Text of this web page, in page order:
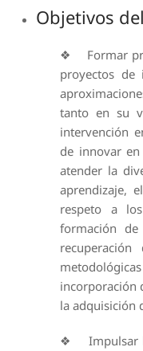
Objetivos
❖ Formar
proyectos de
tanto en su
intervención
de innovar
atender la
aprendizaje,
respeto a
formación
incorporación
la adquisición
❖ Impulsar